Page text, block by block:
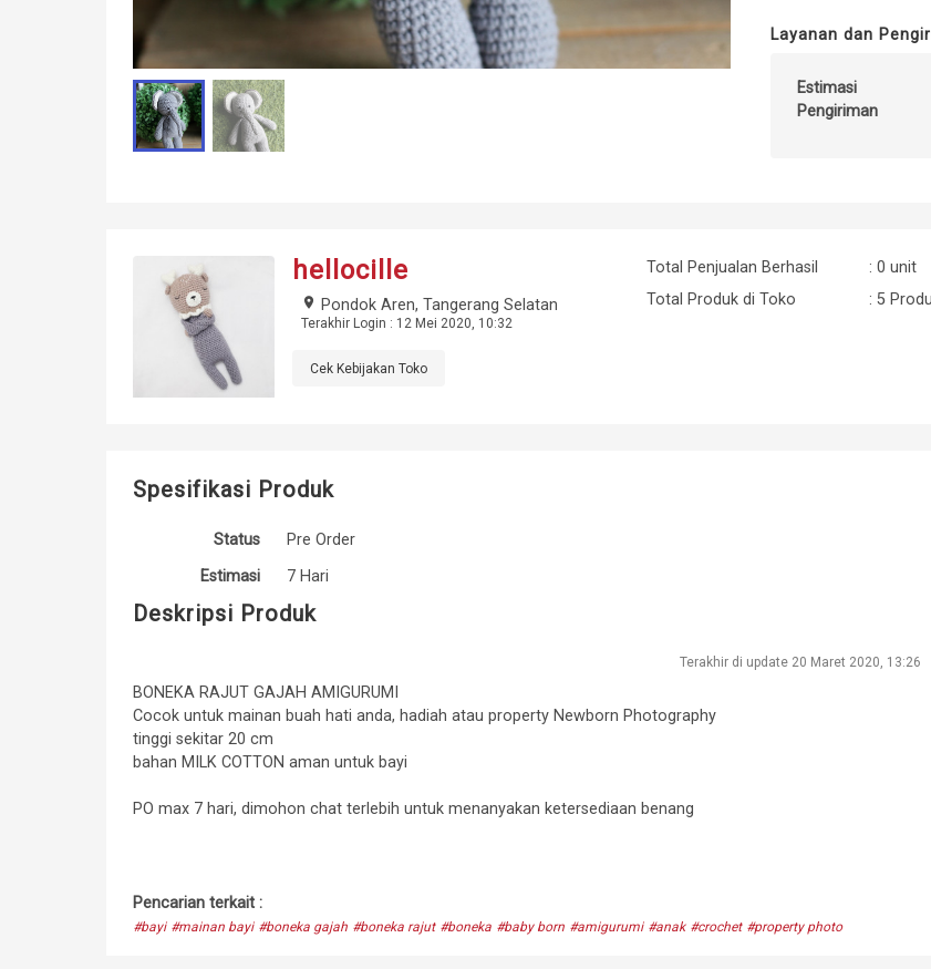
Layanan dan
Estimasi
Pengiriman
hellocille
place Pondok Aren, Tangerang Selatan
Terakhir Login : 12 Mei 2020, 10:32
Cek Kebijakan Toko
Total Penjualan Berhasil
: 0 unit
Total Produk di Toko
: 5
Spesifikasi Produk
Status
Pre Order
Estimasi
7 Hari
Deskripsi Produk
Terakhir di update 20 Maret 2020, 13:26
BONEKA RAJUT GAJAH AMIGURUMI
Cocok untuk mainan buah hati anda, hadiah atau property Newborn Photography
tinggi sekitar 20 cm
bahan MILK COTTON aman untuk bayi
PO max 7 hari, dimohon chat terlebih untuk menanyakan ketersediaan benang
Pencarian terkait :
#bayi #mainan bayi #boneka gajah #boneka rajut #boneka #baby born #amigurumi #anak #crochet #property photo